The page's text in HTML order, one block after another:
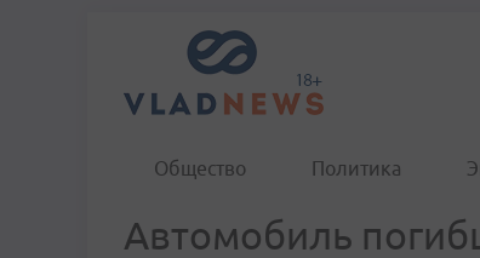
Общество Политика
Автомобиль